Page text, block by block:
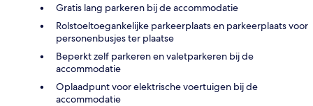
Gratis lang parkeren bij de accommodatie
Rolstoeltoegankelijke parkeerplaats en parkeerplaats voor
personenbusjes ter plaatse
Beperkt zelf parkeren en valetparkeren bij de
accommodatie
Oplaadpunt voor elektrische voertuigen bij de
accommodatie